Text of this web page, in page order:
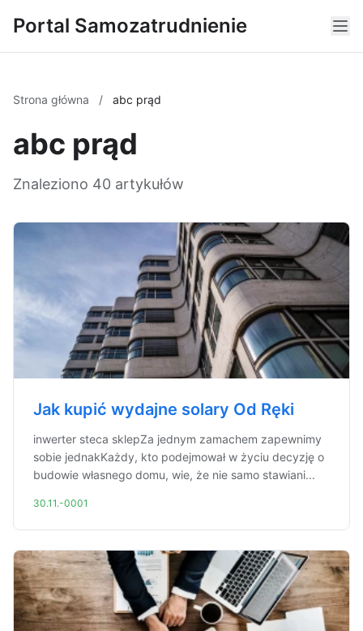
Portal Samozatrudnienie
Strona główna / abc prąd
abc prąd
Znaleziono 40 artykułów
Jak kupić wydajne solary Od Ręki
inwerter steca sklepZa jednym zamachem zapewnimy
sobie jednakKażdy, kto podejmował w życiu decyzję o
budowie własnego domu, wie, że nie samo stawiani...
30.11.-0001